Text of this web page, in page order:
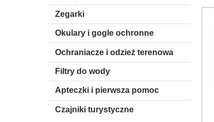
Zegarki
Okulary i gogle ochronne
Ochraniacze i odzież terenowa
Filtry do wody
Apteczki i pierwsza pomoc
Czajniki turystyczne